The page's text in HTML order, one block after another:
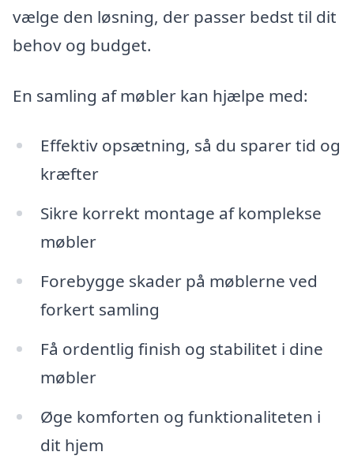
vælge den løsning, der passer bedst til dit
behov og budget.
En samling af møbler kan hjælpe med:
Effektiv opsætning, så du sparer tid og
kræfter
Sikre korrekt montage af komplekse
møbler
Forebygge skader på møblerne ved
forkert samling
Få ordentlig finish og stabilitet i dine
møbler
Øge komforten og funktionaliteten i
dit hjem